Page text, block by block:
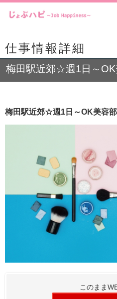
仕事情報詳細
梅田駅近郊☆週1日～OK
梅田駅近郊☆週1日～OK美容部
このまま